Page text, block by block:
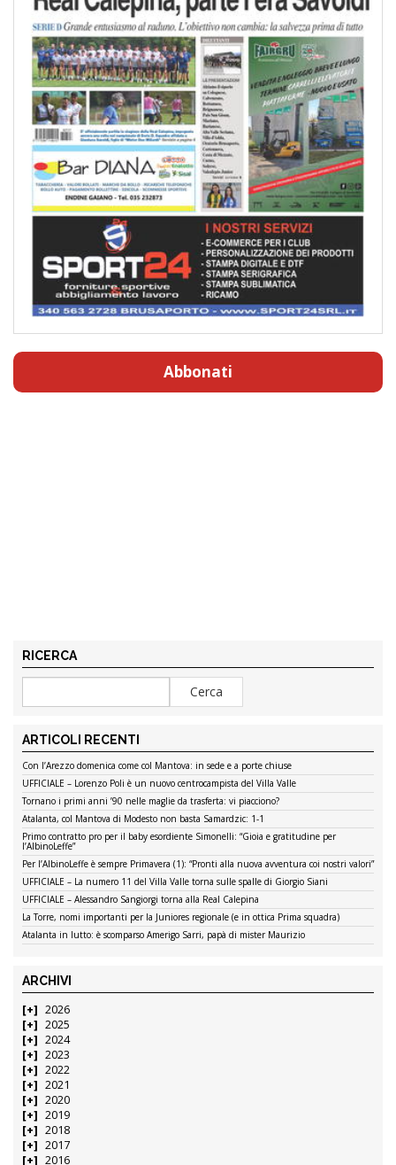
Abbonati
RICERCA
ARTICOLI RECENTI
Con l’Arezzo domenica come col Mantova: in sede e a porte chiuse
UFFICIALE – Lorenzo Poli è un nuovo centrocampista del Villa Valle
Tornano i primi anni ’90 nelle maglie da trasferta: vi piacciono?
Atalanta, col Mantova di Modesto non basta Samardzic: 1-1
Primo contratto pro per il baby esordiente Simonelli: “Gioia e gratitudine per
l’AlbinoLeffe”
Per l’AlbinoLeffe è sempre Primavera (1): “Pronti alla nuova avventura coi nostri valori”
UFFICIALE – La numero 11 del Villa Valle torna sulle spalle di Giorgio Siani
UFFICIALE – Alessandro Sangiorgi torna alla Real Calepina
La Torre, nomi importanti per la Juniores regionale (e in ottica Prima squadra)
Atalanta in lutto: è scomparso Amerigo Sarri, papà di mister Maurizio
ARCHIVI
2026
2025
2024
2023
2022
2021
2020
2019
2018
2017
2016